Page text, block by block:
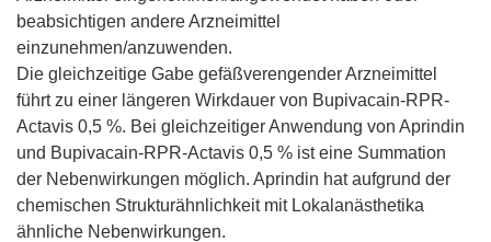
beabsichtigen andere Arzneimittel
einzunehmen/anzuwenden.
Die gleichzeitige Gabe gefäßverengender Arzneimittel
führt zu einer längeren Wirkdauer von Bupivacain-RPR-
Actavis 0,5 %. Bei gleichzeitiger Anwendung von Aprindin
und Bupivacain-RPR-Actavis 0,5 % ist eine Summation
der Nebenwirkungen möglich. Aprindin hat aufgrund der
chemischen Strukturähnlichkeit mit Lokalanästhetika
ähnliche Nebenwirkungen.